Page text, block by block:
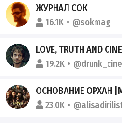
ЖУРНАЛ СОК
16.1K @sokmag
LOVE, TRUTH AND
19.2K
ОСНОВАНИЕ ОРХАН
23.0K